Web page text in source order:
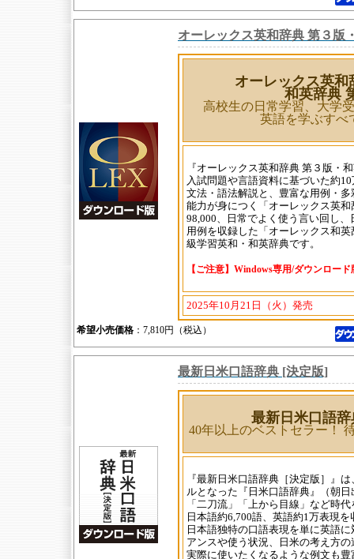
オーレックス英和辞典 第３版
オーレックス英和
和英辞典
高校生の日常学習、大学
英語を学ぶすべ
『オーレックス英和辞典 第３版・
入試問題や言語資料に基づいた約
文法・語法解説と、豊富な用例・
能力が身につく「オーレックス英
98,000、日常でよく使う言い回し
用例を収録した「オーレックス和
級学習英和・和英辞典です。
【ご注意】Windows専用/ダウンロード
2025年10月21日（火）発売
希望小売価格 ：7,810円（税込）
最新日米口語辞典 [決定版]
最新日米口語
40年以上のベストセラー！
『最新日米口語辞典［決定版］』
ルとなった『日米口語辞典』（朝
「二刀流」「上から目線」など時
日本語約6,700語、英語約1万表現を
日本語独特の口語表現を単に英語
アンスや使う状況、日米の考え方
実際に使いたくなるような例文も